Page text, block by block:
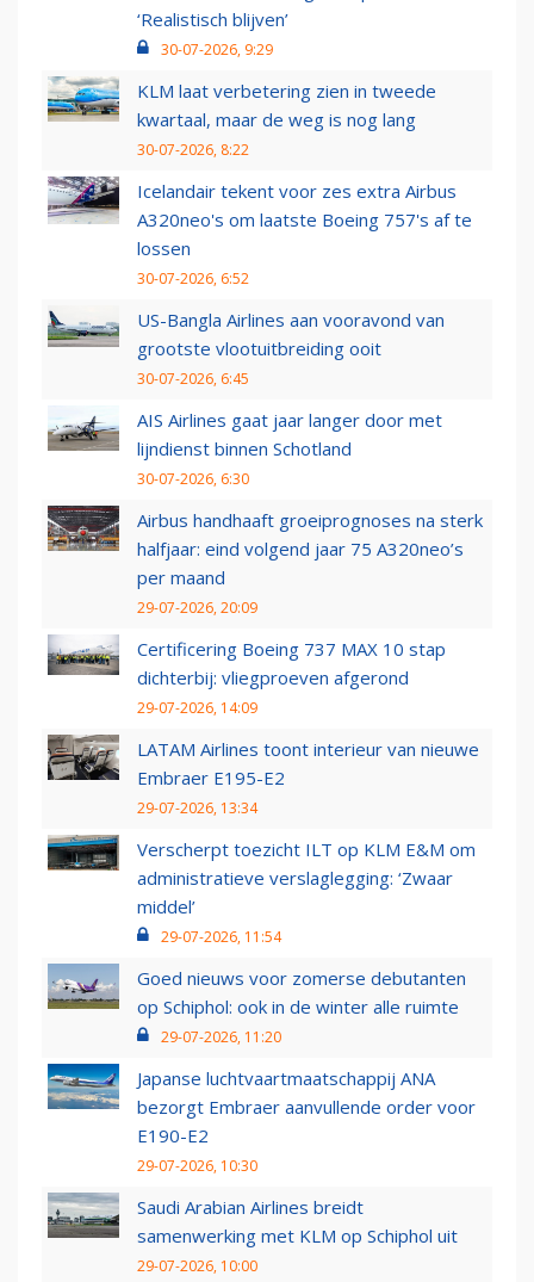
‘Realistisch blijven’
30-07-2026, 9:29
KLM laat verbetering zien in tweede
kwartaal, maar de weg is nog lang
30-07-2026, 8:22
Icelandair tekent voor zes extra Airbus
A320neo's om laatste Boeing 757's af te
lossen
30-07-2026, 6:52
US-Bangla Airlines aan vooravond van
grootste vlootuitbreiding ooit
30-07-2026, 6:45
AIS Airlines gaat jaar langer door met
lijndienst binnen Schotland
30-07-2026, 6:30
Airbus handhaaft groeiprognoses na sterk
halfjaar: eind volgend jaar 75 A320neo’s
per maand
29-07-2026, 20:09
Certificering Boeing 737 MAX 10 stap
dichterbij: vliegproeven afgerond
29-07-2026, 14:09
LATAM Airlines toont interieur van nieuwe
Embraer E195-E2
29-07-2026, 13:34
Verscherpt toezicht ILT op KLM E&M om
administratieve verslaglegging: ‘Zwaar
middel’
29-07-2026, 11:54
Goed nieuws voor zomerse debutanten
op Schiphol: ook in de winter alle ruimte
29-07-2026, 11:20
Japanse luchtvaartmaatschappij ANA
bezorgt Embraer aanvullende order voor
E190-E2
29-07-2026, 10:30
Saudi Arabian Airlines breidt
samenwerking met KLM op Schiphol uit
29-07-2026, 10:00